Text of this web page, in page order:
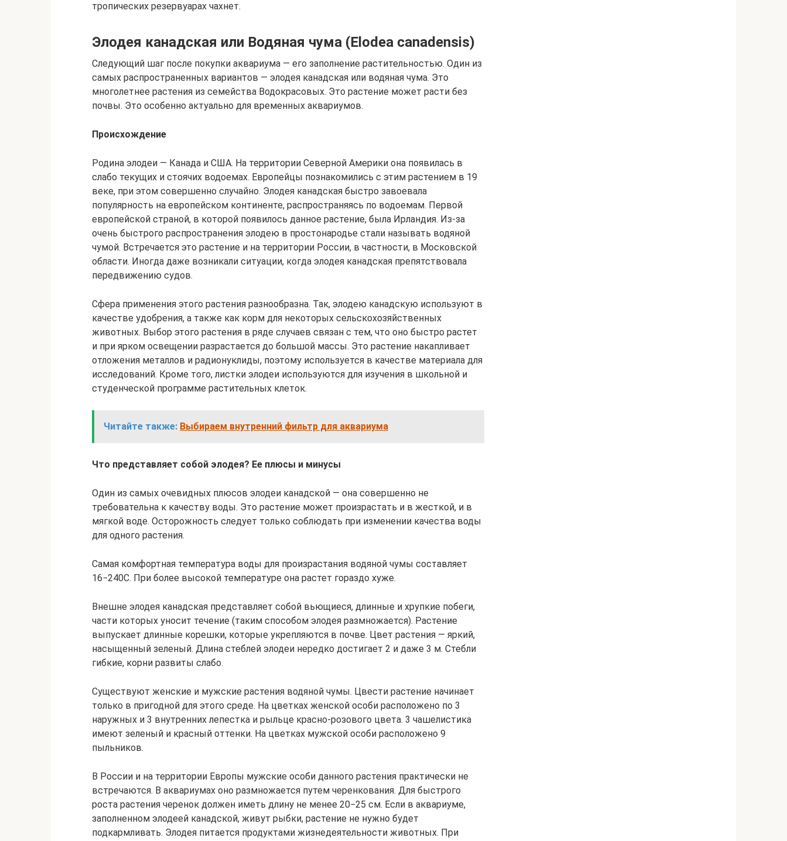
тропических резервуарах чахнет.
Элодея канадская или Водяная чума (Elodea canadensis)
Следующий шаг после покупки аквариума — его заполнение растительностью. Один из
самых распространенных вариантов — элодея канадская или водяная чума. Это
многолетнее растения из семейства Водокрасовых. Это растение может расти без
почвы. Это особенно актуально для временных аквариумов.
Происхождение
Родина элодеи — Канада и США. На территории Северной Америки она появилась в
слабо текущих и стоячих водоемах. Европейцы познакомились с этим растением в 19
веке, при этом совершенно случайно. Элодея канадская быстро завоевала
популярность на европейском континенте, распространяясь по водоемам. Первой
европейской страной, в которой появилось данное растение, была Ирландия. Из-за
очень быстрого распространения элодею в простонародье стали называть водяной
чумой. Встречается это растение и на территории России, в частности, в Московской
области. Иногда даже возникали ситуации, когда элодея канадская препятствовала
передвижению судов.
Сфера применения этого растения разнообразна. Так, элодею канадскую используют в
качестве удобрения, а также как корм для некоторых сельскохозяйственных
животных. Выбор этого растения в ряде случаев связан с тем, что оно быстро растет
и при ярком освещении разрастается до большой массы. Это растение накапливает
отложения металлов и радионуклиды, поэтому используется в качестве материала для
исследований. Кроме того, листки элодеи используются для изучения в школьной и
студенческой программе растительных клеток.
Читайте также: Выбираем внутренний фильтр для аквариума
Что представляет собой элодея? Ее плюсы и минусы
Один из самых очевидных плюсов элодеи канадской — она совершенно не
требовательна к качеству воды. Это растение может произрастать и в жесткой, и в
мягкой воде. Осторожность следует только соблюдать при изменении качества воды
для одного растения.
Самая комфортная температура воды для произрастания водяной чумы составляет
16−240С. При более высокой температуре она растет гораздо хуже.
Внешне элодея канадская представляет собой вьющиеся, длинные и хрупкие побеги,
части которых уносит течение (таким способом элодея размножается). Растение
выпускает длинные корешки, которые укрепляются в почве. Цвет растения — яркий,
насыщенный зеленый. Длина стеблей элодеи нередко достигает 2 и даже 3 м. Стебли
гибкие, корни развиты слабо.
Существуют женские и мужские растения водяной чумы. Цвести растение начинает
только в пригодной для этого среде. На цветках женской особи расположено по 3
наружных и 3 внутренних лепестка и рыльце красно-розового цвета. 3 чашелистика
имеют зеленый и красный оттенки. На цветках мужской особи расположено 9
пыльников.
В России и на территории Европы мужские особи данного растения практически не
встречаются. В аквариумах оно размножается путем черенкования. Для быстрого
роста растения черенок должен иметь длину не менее 20−25 см. Если в аквариуме,
заполненном элодеей канадской, живут рыбки, растение не нужно будет
подкармливать. Элодея питается продуктами жизнедеятельности животных. При